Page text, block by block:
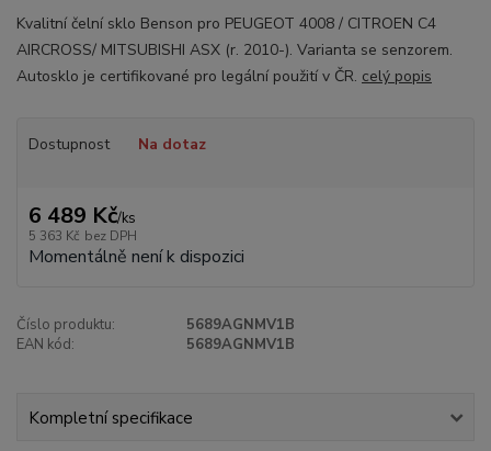
Kvalitní čelní sklo Benson pro PEUGEOT 4008 / CITROEN C4
AIRCROSS/ MITSUBISHI ASX (r. 2010-). Varianta se senzorem.
Autosklo je certifikované pro legální použití v ČR. celý popis
Dostupnost Na dotaz
6 489 Kč/ks
5 363 Kč bez DPH
Momentálně není k dispozici
Číslo produktu:
5689AGNMV1B
EAN kód:
5689AGNMV1B
Kompletní specifikace